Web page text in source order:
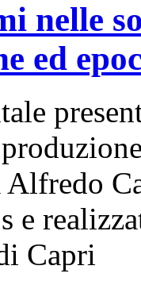
nelle
ed
Alfredo
e
Capri